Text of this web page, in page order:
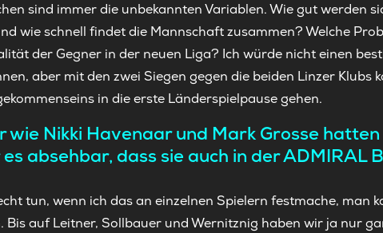
sind immer die unbekannten Variablen. Wie gut werden
wie schnell findet die Mannschaft zusammen? Welche
der Gegner in der neuen Liga? Ich würde nicht einen
aber mit den zwei Siegen gegen die beiden Linzer Klubs
in die erste Länderspielpause gehen.
wie Nikki Havenaar und Mark Grosse
absehbar, dass sie auch in der ADMIRAL
tun, wenn ich das an einzelnen Spielern festmache, man
Bis auf Leitner, Sollbauer und Wernitznig haben wir ja nur